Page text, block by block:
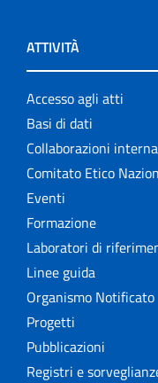
ATTIVITÀ
Accesso agli atti
Basi di dati
Collaborazioni
Comitato Etico
Eventi
Formazione
Laboratori di
Linee guida
Organismo Notificato
Progetti
Pubblicazioni
Registri e